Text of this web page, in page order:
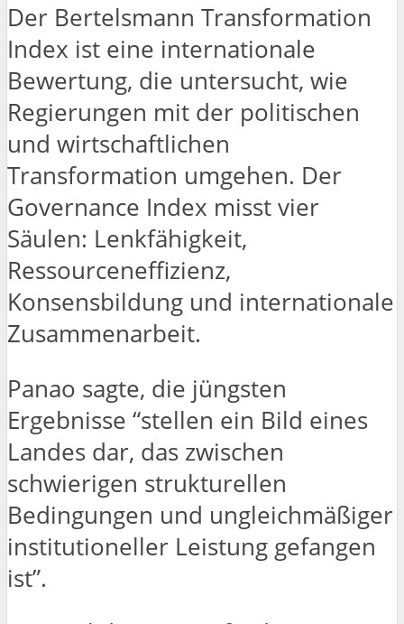
Der Bertelsmann Transformation
Index ist eine internationale
Bewertung, die untersucht, wie
Regierungen mit der politischen
und wirtschaftlichen
Transformation umgehen. Der
Governance Index misst vier
Säulen: Lenkfähigkeit,
Ressourceneffizienz,
Konsensbildung und internationale
Zusammenarbeit.
Panao sagte, die jüngsten
Ergebnisse “stellen ein Bild eines
Landes dar, das zwischen
schwierigen strukturellen
Bedingungen und ungleichmäßiger
institutioneller Leistung gefangen
ist”.